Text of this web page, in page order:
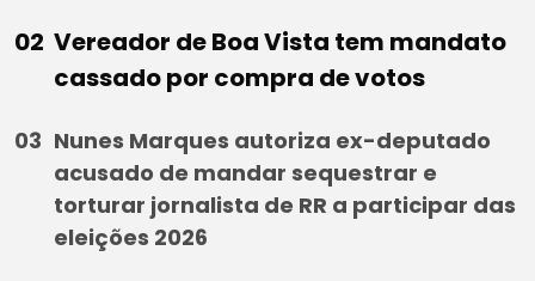
Vereador de Boa Vista tem mandato
cassado por compra de votos
Nunes Marques autoriza ex-deputado
acusado de mandar sequestrar e
torturar jornalista de RR a participar das
eleições 2026